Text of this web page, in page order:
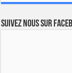
Suivez nous sur